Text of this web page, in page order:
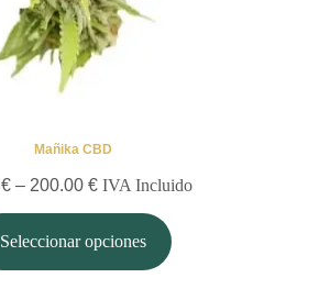
Mañika CBD
€ – 200.00 € IVA Incluido
Seleccionar opciones